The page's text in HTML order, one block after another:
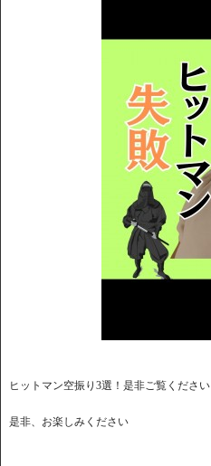
ヒットマン空振り3選！是非ご覧ください
是非、お楽しみください